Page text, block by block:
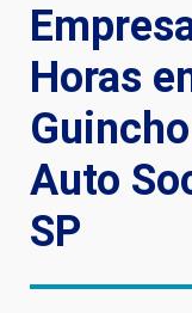
Horas
Auto
SP